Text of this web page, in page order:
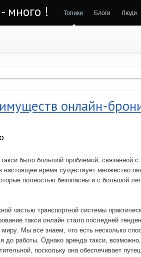
много ! Топики Блоги Люди
онлайн-
было большой проблемой, связанной
настоящее время существует множество
полностью безопасны и с большой
частью транспортной системы
такси онлайн стало последней
миру. Мы все знаем, что есть несколько
до работы. Однако аренда такси,
поскольку она обеспечивает